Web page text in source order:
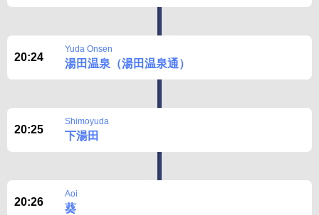
20:24
Yuda Onsen
湯田温泉（湯田温泉通）
20:25
Shimoyuda
下湯田
20:26
Aoi
葵